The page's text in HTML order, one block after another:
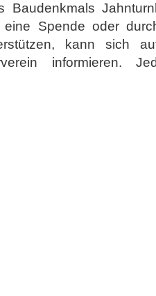
Baudenkmals
eine Spende oder
kann sich
informieren.